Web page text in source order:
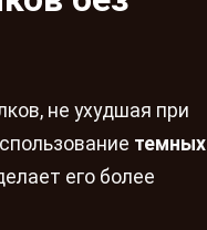
не ухудшая при
темных
его более